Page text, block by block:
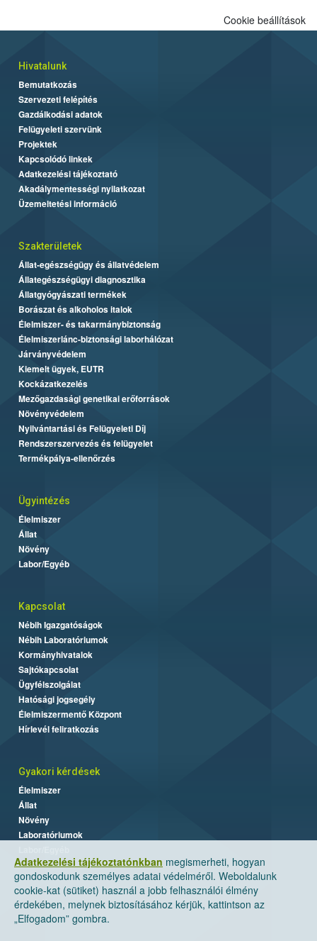
Adatkezelési tájékoztatónkban megismerheti, hogyan
gondoskodunk személyes adatai védelméről. Weboldalunk
cookie-kat (sütiket) használ a jobb felhasználói élmény
érdekében, melynek biztosításához kérjük, kattintson az
„Elfogadom” gombra.
Cookie beállítások
Hivatalunk
Bemutatkozás
Szervezeti felépítés
Gazdálkodási adatok
Felügyeleti szervünk
Projektek
Kapcsolódó linkek
Adatkezelési tájékoztató
Akadálymentességi nyilatkozat
Üzemeltetési információ
Szakterületek
Állat-egészségügy és állatvédelem
Állategészségügyi diagnosztika
Állatgyógyászati termékek
Borászat és alkoholos italok
Élelmiszer- és takarmánybiztonság
Élelmiszerlánc-biztonsági laborhálózat
Járványvédelem
Kiemelt ügyek, EUTR
Kockázatkezelés
Mezőgazdasági genetikai erőforrások
Növényvédelem
Nyilvántartási és Felügyeleti Díj
Rendszerszervezés és felügyelet
Termékpálya-ellenőrzés
Ügyintézés
Élelmiszer
Állat
Növény
Labor/Egyéb
Kapcsolat
Nébih Igazgatóságok
Nébih Laboratóriumok
Kormányhivatalok
Sajtókapcsolat
Ügyfélszolgálat
Hatósági jogsegély
Élelmiszermentő Központ
Hírlevél feliratkozás
Gyakori kérdések
Élelmiszer
Állat
Növény
Laboratóriumok